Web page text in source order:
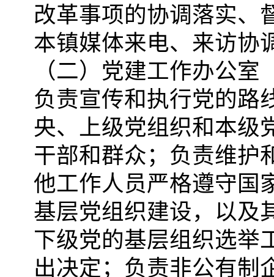
改革事项的协调落实、
本镇媒体来电、来访协
（二）党建工作办公
负责宣传和执行党的路
央、上级党组织和本级
干部和群众；负责维护
他工作人员严格遵守国
基层党组织建设，以及
下级党的基层组织选举
出决定；负责非公有制